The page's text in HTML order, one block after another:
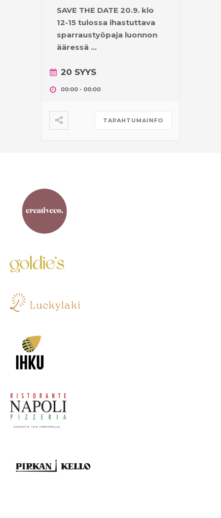
SAVE THE DATE 20.9. klo
12-15 tulossa ihastuttava
sparraustyöpaja luonnon
ääressä ...
20 SYYS
00:00 - 00:00
TAPAHTUMAINFO